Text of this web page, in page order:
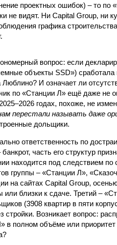
проектных ошибок) – то по
не видят. Ни Capital Group, ни
графика
вопрос: если
объекты SSD»)
И означает ли
по «Станции Л» ещё даже не
годах, похоже, не
перестали называть даже
дольщики.
ответственность по
часть его структур
находится под следствием по
группы – «Станции Л»,
на сайтах Capital Group,
или близки к сдаче. Третий –
(3908 квартир в пяти
стройки. Возникает вопрос:
в полном объёме или